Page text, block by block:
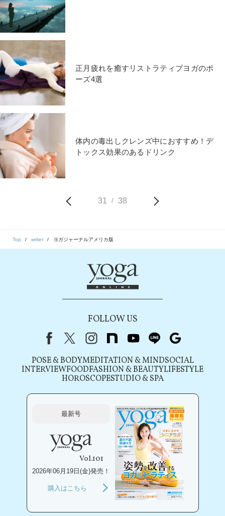
正月疲れを癒すリストラティブヨガのポ
ーズ4選
体内の毒出しクレンズ中におすすめ！デ
トックス効果のあるドリンク
31 / 38
Top writer ヨガジャーナルアメリカ版
FOLLOW US
FacebookX（旧Twitter）
instagram
note youtubeline
POSE & BODYMEDITATION & MINDSOCIAL
INTERVIEWFOODFASHION & BEAUTYLIFESTYLE
HOROSCOPESTUDIO & SPA
最新号
Vol.101
2026年06月19日(金)発売！
購入はこちら